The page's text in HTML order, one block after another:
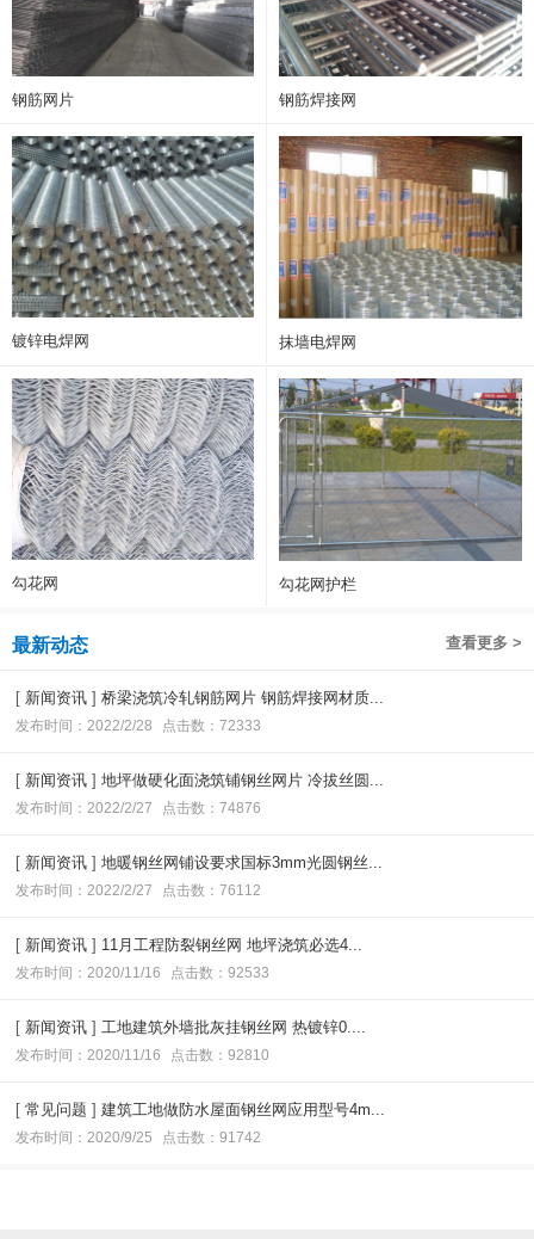
钢筋网片 钢筋焊接网
镀锌电焊网 抹墙电焊网
勾花网 勾花网护栏
查看更多 >
最新动态
[ 新闻资讯 ] 桥梁浇筑冷轧钢筋网片 钢筋焊接网材质...
发布时间：2022/2/28 点击数：72333
[ 新闻资讯 ] 地坪做硬化面浇筑铺钢丝网片 冷拔丝圆...
发布时间：2022/2/27 点击数：74876
[ 新闻资讯 ] 地暖钢丝网铺设要求国标3mm光圆钢丝...
发布时间：2022/2/27 点击数：76112
[ 新闻资讯 ] 11月工程防裂钢丝网 地坪浇筑必选4...
发布时间：2020/11/16 点击数：92533
[ 新闻资讯 ] 工地建筑外墙批灰挂钢丝网 热镀锌0....
发布时间：2020/11/16 点击数：92810
[ 常见问题 ] 建筑工地做防水屋面钢丝网应用型号4m...
发布时间：2020/9/25 点击数：91742